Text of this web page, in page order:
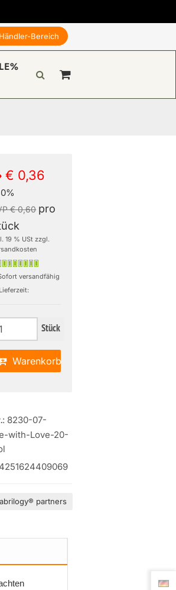
Händler-Bereich
€ 0,36
€ 0,60 pro
19 % USt zzgl.
versandfähig
Stück
Warenkorb
: 8230-07-
with-Love-20-
4251624409069
partners